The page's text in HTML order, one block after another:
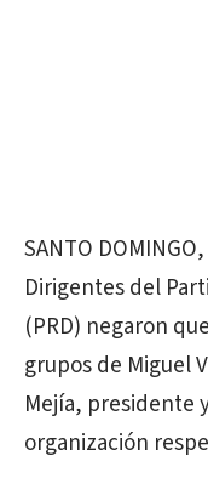
SANTO
Dirigentes del
(PRD) negaron
grupos de Miguel
Mejía, presidente
organización